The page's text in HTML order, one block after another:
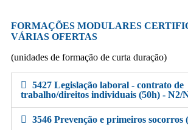
FORMAÇÕES MODULARES
VÁRIAS OFERTAS
(unidades de formação de curta duração)
5427 Legislação laboral - contrato de
trabalho/direitos individuais (50h) - N2/
3546 Prevenção e primeiros socorros